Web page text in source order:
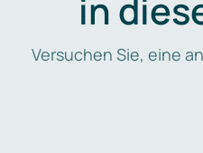
in
Versuchen Sie, eine